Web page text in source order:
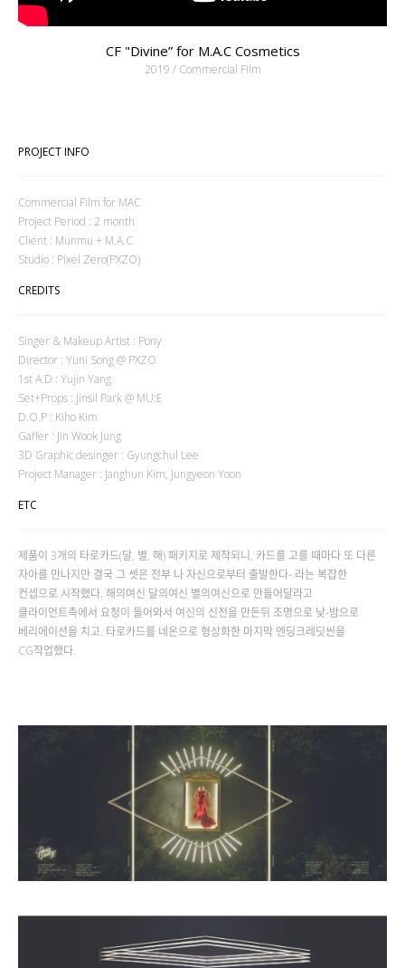
CF "Divine” for M.A.C Cosmetics
2019 / Commercial Film
PROJECT INFO
Commercial Film for MAC
Project Period : 2 month
Client : Munmu + M.A.C
Studio : Pixel Zero(PXZO)
CREDITS
Singer & Makeup Artist : Pony
Director : Yuni Song @ PXZO
1st A.D : Yujin Yang
Set+Props : Jinsil Park @ MU:E
D.O.P : Kiho Kim
Gaffer : Jin Wook Jung
3D Graphic desinger : Gyungchul Lee
Project Manager : Janghun Kim, Jungyeon Yoon
ETC
제품이 3개의 타로카드(달, 별, 해) 패키지로 제작되니, 카드를 고를 때마다 또 다른
자아를 만나지만 결국 그 셋은 전부 나 자신으로부터 출발한다- 라는 복잡한
컨셉으로 시작했다. 해의여신 달의여신 별의여신으로 만들어달라고
클라이언트측에서 요청이 들어와서 여신의 신전을 만든뒤 조명으로 낮-밤으로
베리에이션을 치고. 타로카드를 네온으로 형상화한 마지막 엔딩크레딧씬을
CG작업했다.